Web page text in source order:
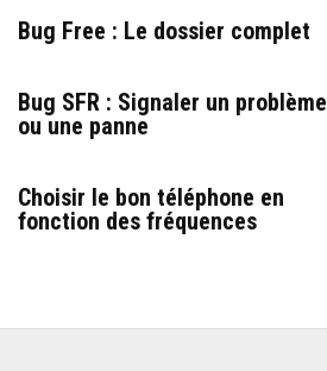
Bug Free : Le dossier complet
Bug SFR : Signaler un problème
ou une panne
Choisir le bon téléphone en
fonction des fréquences